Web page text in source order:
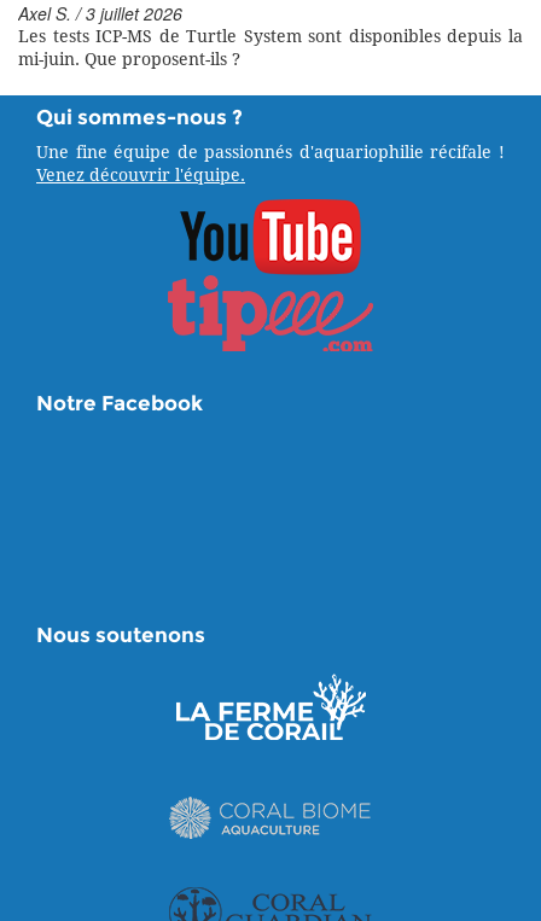
Axel S. / 3 juillet 2026
Les tests ICP-MS de Turtle System sont disponibles depuis la
mi-juin. Que proposent-ils ?
Qui sommes-nous ?
Une fine équipe de passionnés d'aquariophilie récifale !
Venez découvrir l'équipe.
Notre Facebook
Nous soutenons